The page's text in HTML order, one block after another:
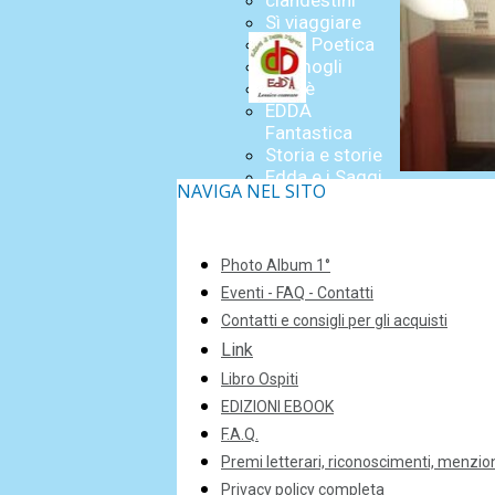
Sì viaggiare
Edda Poetica
Germogli
Skenè
EDDA
Fantastica
Storia e storie
Edda e i Saggi
Diari
NAVIGA NEL SITO
Photo Album 1°
Eventi - FAQ - Contatti
Contatti e consigli per gli acquisti
Link
Libro Ospiti
EDIZIONI EBOOK
F.A.Q.
Premi letterari, riconoscimenti,
Privacy policy completa